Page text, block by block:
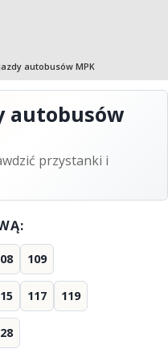
autobusów MPK
autobusów
przystanki i
109
117 119